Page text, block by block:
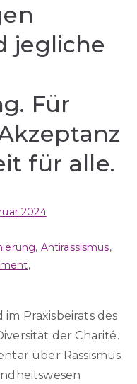
jegliche
Für
für alle.
2024
, Antirassismus,
,
Praxisbeirats des
der Charité.
über Rassismus